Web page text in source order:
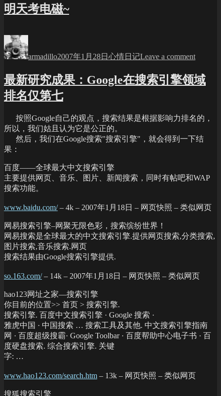
明天考电磁~
armadillo2007年1月28日 心情日记Leave a comment天
电
最新研究成果：Google在搜索引擎领域
排名仅第七
按照Google自己的观点，搜索结果是根据影响力排名的，
所以，我们姑且认为它是公正的。
然后，我们在Google搜索"搜索引擎"，就会得到一下结
果：
百度——全球最大中文搜索引擎
主要提供网页、音乐、图片、新闻搜索，同时有帖吧和WAP
搜索功能。
www.baidu.com/– 4k – 2007年1月18日 – 网页快照 – 类似网页
网易搜索引擎–网聚无限色彩，搜索缤纷世界！
网易搜索是全球最大的中文搜索引擎.提供网页搜索,分类搜索,
图片搜索,音乐搜索.网页
搜索结果由Google搜索引擎提供.
so.163.com/– 14k – 2007年1月18日 – 网页快照 – 类似网页
hao123网址之家—搜索引擎
你目前的位置>> 首页 > 搜索引擎.
搜索引擎. 百度中文搜索引擎 · Google 搜索 ·
雅虎中国 · 中国搜索 … 搜索工具及其他. 中文搜索引擎指南
网 · 百度超级搜霸· Google Toolbar · 百度帮助中心电子书 · 百
度硬盘搜索. 综合搜索引擎. 关键
字: …
www.hao123.com/search.htm – 13k – 网页快照 – 类似网页
搜狐搜索引擎